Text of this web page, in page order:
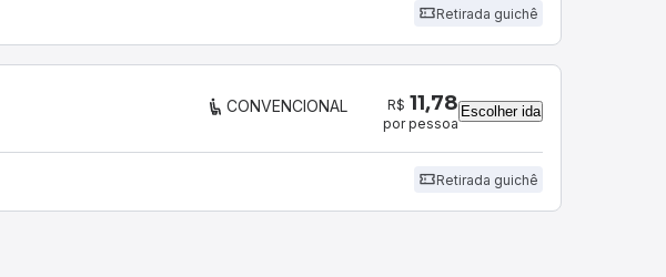
Retirada guichê
CONVENCIONAL R$ 11,78
por pessoa
Escolher ida
Retirada guichê